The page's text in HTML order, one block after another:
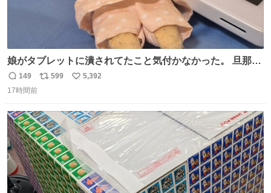
娘がタブレットに潰されてたこと気付かなかった。 旦那だ
けは娘の波長を感じ取れるから声出せずともSOSが伝わっ
たらしい。 急いで旦那が救出して、泣きじゃくる娘に自分
3回ほど。 小さい手だけど、地味に痛い。 その後、娘は旦
那に泣きついてた。
返
信
149
リ
ト
数
599
い
数
5,392
17時間前